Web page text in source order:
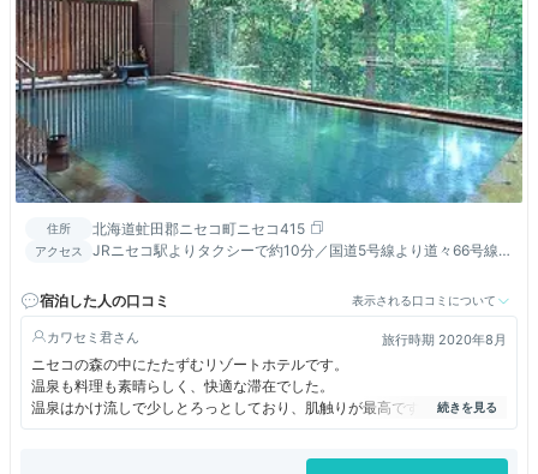
住所 北海道虻田郡ニセコ町ニセコ415
アクセス
JRニセコ駅よりタクシーで約10分／国道5号線より道々66号線で
宿泊した人の口コミ
表示される口コミについて
カワセミ君 旅行時期 2020年8月
ニセコの森の中にたたずむリゾートホテルです。
温泉も料理も素晴らしく、快適な滞在でした。
温泉はかけ流しで少しとろっとしており、肌触りが最高です。
夕食はメインを運んでいただき、前菜、ご飯、デザートはビュッフェとい